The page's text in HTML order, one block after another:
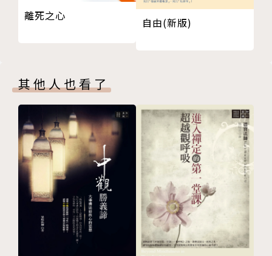
精準解讀他人意圖
我們每一個人都散發著獨特的振動頻率。解讀他人的振
擊或侵犯，因為我們能感知到對方是否心懷惡意。解讀
能量的時候，我們會感知到對方的意圖，知道對方的言
行是否真誠、值得信任。
精準解讀人生使命
人生使命不一定跟工作和金錢畫上等號，使命是你靈魂
選擇分享更多愛、光、美好給這個地球。從聚焦於對你
來說重要的事物開始，從意識到、承認和寫下你熱愛之
事開始，你可以用「靈感書寫」來幫助你。坐下來拿起
筆寫下你熱愛的每一件事，持續五到十分鐘不停筆，連
批判與刻板印象的評判
自以為是
以為自己很務實
7 解讀錯誤的原因
恐懼與焦慮
渴望認同，害怕否定
成癮行為
高敏感帶來的痛苦
共依存傾向
療癒內在小孩
8 別再無視你的感應
誰在主導你的人生？
離死之心 自由(新版)
其他人也看了